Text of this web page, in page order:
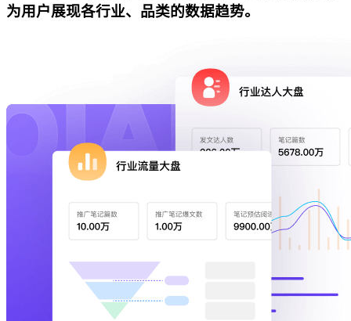
为用户展现各行业、品类的数据趋势。